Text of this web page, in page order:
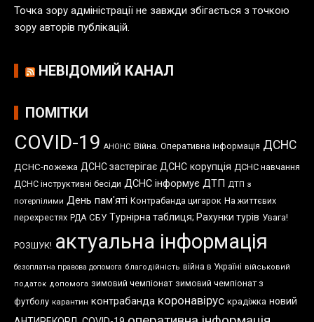
Точка зору адміністрації не завжди збігається з точкою
зору авторів публікацій.
НЕВІДОМИЙ КАНАЛ
ПОМІТКИ
COVID-19 АНОНС Війна. Оперативна інформація ДСНС
ДСНС-пожежа ДСНС застерігає ДСНС корупція ДСНС навчання
ДСНС інструктивні бесіди ДСНС інформує ДТП ДТП з
потерпілими День пам'яті Контрабанда цигарок На життєвих
перехрестях РДА СБУ Турнірна таблиця; Рахунки турів Увага!
РОЗШУК! актуальна інформація
безоплатна правова допомога благодійність війна в Україні військовий
податок допомога зимовий чемпіонат зимовий чемпіонат з
футболу карантин контрабанда коронавірус крадіжка новий